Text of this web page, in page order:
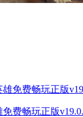
费畅玩正版